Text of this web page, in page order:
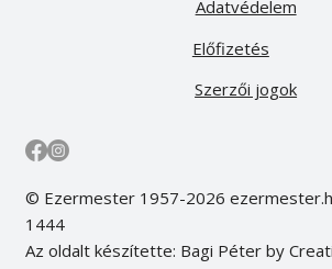
Előfizetés
Adatvédelem
Szerzői jogok
© Ezermester 1957-2026
1444
Az oldalt készítette: Bagi Péter by